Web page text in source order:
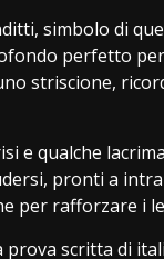
simbolo di
perfetto per
striscione,
e qualche
pronti a
per rafforzare i
prova scritta di